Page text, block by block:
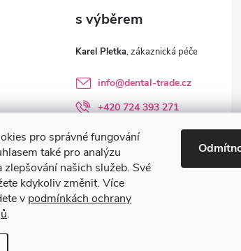
pro správné fungování
také pro analýzu
zlepšování našich služeb. Své
kdykoliv změnit. Více
v podmínkách ochrany
.
Karel Pletka
info@dental-trade.cz
+420 724 393 271
Sledujte nás na FB
dental_trade.cz
nastavení cookies